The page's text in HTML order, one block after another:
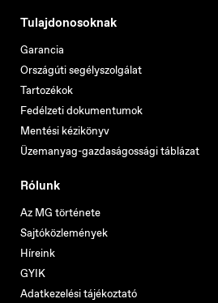
Tulajdonosoknak
Garancia
Országúti segélyszolgálat
Tartozékok
Fedélzeti dokumentumok
Mentési kézikönyv
Üzemanyag-gazdaságossági táblázat
Rólunk
Az MG története
Sajtóközlemények
Híreink
GYIK
Adatkezelési tájékoztató